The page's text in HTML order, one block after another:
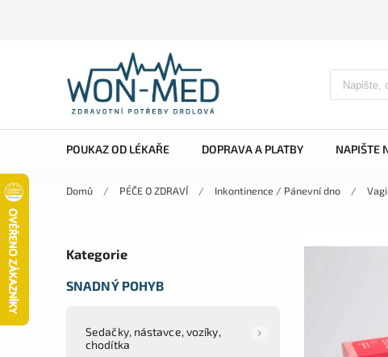
POUKAZ OD LÉKAŘE DOPRAVA A PLATBY NAPIŠTE
Domů / PÉČE O ZDRAVÍ / Inkontinence / Pánevní dno /
Kategorie
SNADNÝ POHYB
Sedačky, nástavce, vozíky,
chodítka